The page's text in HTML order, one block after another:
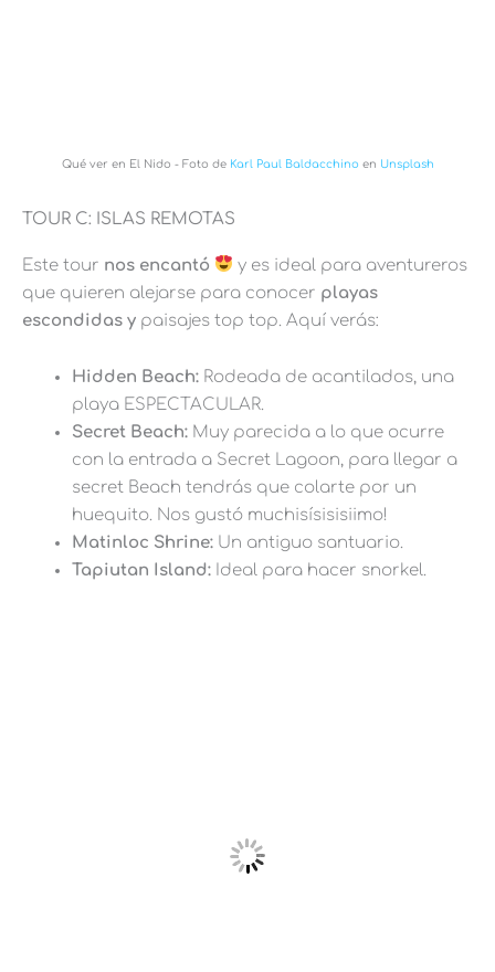
Qué ver en El Nido - Foto de Karl Paul Baldacchinoen Unsplash
TOUR C: ISLAS REMOTAS
Este tour nos encantó
y es ideal para aventureros
que quieren alejarse para conocer playas
escondidas y paisajes top top. Aquí verás:
Hidden Beach: Rodeada de acantilados, una
playa ESPECTACULAR.
Secret Beach: Muy parecida a lo que ocurre
con la entrada a Secret Lagoon, para llegar a
secret Beach tendrás que colarte por un
huequito. Nos gustó muchisísisisiimo!
Matinloc Shrine: Un antiguo santuario.
Tapiutan Island: Ideal para hacer snorkel.